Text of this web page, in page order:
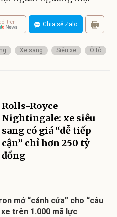
trên Chia sẻ Zalo
Xe sang Siêu xe Ô tô
Rolls-Royce
Nightingale: xe siêu
sang có giá “dễ tiếp
cận” chỉ hơn 250 tỷ
đồng
mở “cánh cửa” cho “câu
xe trên 1.000 mã lực